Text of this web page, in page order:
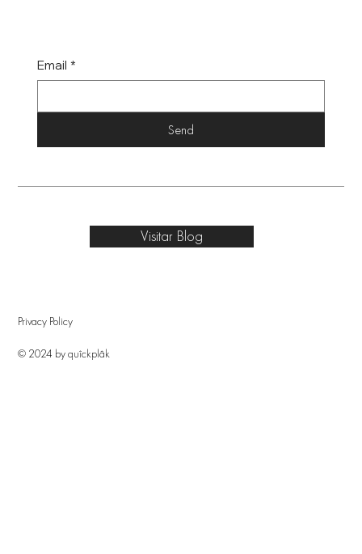
Email *
Send
Privacy Policy
© 2024 by quîckplâk
Visitar Blog